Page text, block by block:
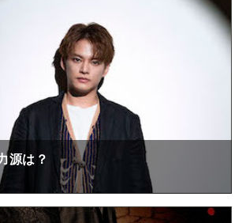
源は？